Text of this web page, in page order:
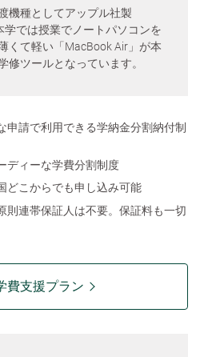
機種としてアップル社製
学では授業でノートパソコンを
くて軽い「MacBook Air」が本
修ツールとなっています。
申請で利用できる学納金分割納付制
ディーな学費分割制度
どこからでも申し込み可能
則連帯保証人は不要。保証料も一切
費支援プラン